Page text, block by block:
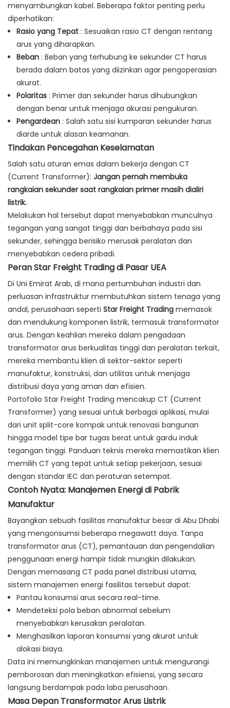
menyambungkan kabel. Beberapa faktor penting perlu
diperhatikan:
Rasio yang Tepat: Sesuaikan rasio CT dengan rentang
arus yang diharapkan.
Beban: Beban yang terhubung ke sekunder CT harus
berada dalam batas yang diizinkan agar pengoperasian
akurat.
Polaritas: Primer dan sekunder harus dihubungkan
dengan benar untuk menjaga akurasi pengukuran.
Pengardean: Salah satu sisi kumparan sekunder harus
diarde untuk alasan keamanan.
Tindakan Pencegahan Keselamatan
Salah satu aturan emas dalam bekerja dengan CT
(Current Transformer): Jangan pernah membuka
rangkaian sekunder saat rangkaian primer masih dialiri
listrik.
Melakukan hal tersebut dapat menyebabkan munculnya
tegangan yang sangat tinggi dan berbahaya pada sisi
sekunder, sehingga berisiko merusak peralatan dan
menyebabkan cedera pribadi.
Peran Star Freight Trading di Pasar UEA
Di Uni Emirat Arab, di mana pertumbuhan industri dan
perluasan infrastruktur membutuhkan sistem tenaga yang
andal, perusahaan seperti Star Freight Trading memasok
dan mendukung komponen listrik, termasuk transformator
arus. Dengan keahlian mereka dalam pengadaan
transformator arus berkualitas tinggi dan peralatan terkait,
mereka membantu klien di sektor-sektor seperti
manufaktur, konstruksi, dan utilitas untuk menjaga
distribusi daya yang aman dan efisien.
Portofolio Star Freight Trading mencakup CT (Current
Transformer) yang sesuai untuk berbagai aplikasi, mulai
dari unit split-core kompak untuk renovasi bangunan
hingga model tipe bar tugas berat untuk gardu induk
tegangan tinggi. Panduan teknis mereka memastikan klien
memilih CT yang tepat untuk setiap pekerjaan, sesuai
dengan standar IEC dan peraturan setempat.
Contoh Nyata: Manajemen Energi di Pabrik
Manufaktur
Bayangkan sebuah fasilitas manufaktur besar di Abu Dhabi
yang mengonsumsi beberapa megawatt daya. Tanpa
transformator arus (CT), pemantauan dan pengendalian
penggunaan energi hampir tidak mungkin dilakukan.
Dengan memasang CT pada panel distribusi utama,
sistem manajemen energi fasilitas tersebut dapat:
Pantau konsumsi arus secara real-time.
Mendeteksi pola beban abnormal sebelum
menyebabkan kerusakan peralatan.
Menghasilkan laporan konsumsi yang akurat untuk
alokasi biaya.
Data ini memungkinkan manajemen untuk mengurangi
pemborosan dan meningkatkan efisiensi, yang secara
langsung berdampak pada laba perusahaan.
Masa Depan Transformator Arus Listrik